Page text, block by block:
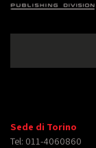
Sede di Torino
Tel: 011-4060860